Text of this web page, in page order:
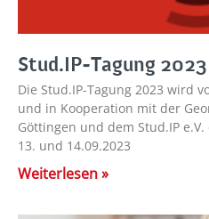
Stud.IP-Tagung 2023
Die Stud.IP-Tagung 2023 wird
und in Kooperation mit der
Göttingen und dem Stud.IP
13. und 14.09.2023
Weiterlesen »